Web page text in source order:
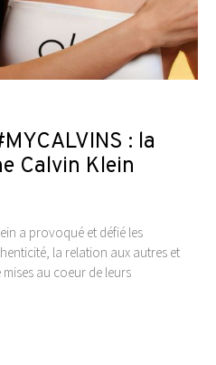
: la
Calvin Klein
a provoqué et défié les
la relation aux autres et
au coeur de leurs